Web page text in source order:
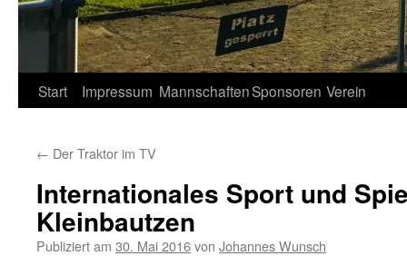
Springe
Inhalt
Start Impressum MannschaftenSponsoren Verein
← Der Traktor im TV
Internationales Sport und
Kleinbautzen
Publiziert am 30. Mai 2016von Johannes Wunsch